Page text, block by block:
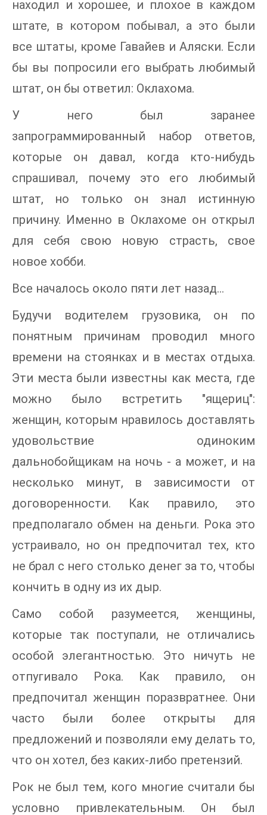
находил и хорошее, и плохое в каждом
штате, в котором побывал, а это были
все штаты, кроме Гавайев и Аляски. Если
бы вы попросили его выбрать любимый
штат, он бы ответил: Оклахома.
У него был заранее
запрограммированный набор ответов,
которые он давал, когда кто-нибудь
спрашивал, почему это его любимый
штат, но только он знал истинную
причину. Именно в Оклахоме он открыл
для себя свою новую страсть, свое
новое хобби.
Все началось около пяти лет назад...
Будучи водителем грузовика, он по
понятным причинам проводил много
времени на стоянках и в местах отдыха.
Эти места были известны как места, где
можно было встретить "ящериц":
женщин, которым нравилось доставлять
удовольствие одиноким
дальнобойщикам на ночь - а может, и на
несколько минут, в зависимости от
договоренности. Как правило, это
предполагало обмен на деньги. Рока это
устраивало, но он предпочитал тех, кто
не брал с него столько денег за то, чтобы
кончить в одну из их дыр.
Само собой разумеется, женщины,
которые так поступали, не отличались
особой элегантностью. Это ничуть не
отпугивало Рока. Как правило, он
предпочитал женщин поразвратнее. Они
часто были более открыты для
предложений и позволяли ему делать то,
что он хотел, без каких-либо претензий.
Рок не был тем, кого многие считали бы
условно привлекательным. Он был